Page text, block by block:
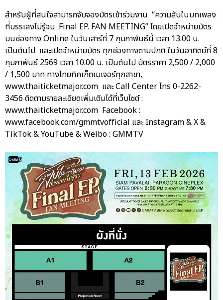
สำหรับผู้ที่สนใจสามารถจับจองบัตรเข้าร่วมงาน “ความลับในบทเพลง
ที่บรรเลงไม่รู้จบ Final EP. FAN MEETING” โดยเปิดจำหน่ายบัตร
บนช่องทาง Online ในวันเสาร์ที่ 7 กุมภาพันธ์นี้ เวลา 13.00 น.
เป็นต้นไป และเปิดจำหน่ายบัตร ทุกช่องทางตามปกติ ในวันอาทิตย์ที่ 8
กุมภาพันธ์ 2569 เวลา 10.00 น. เป็นต้นไป บัตรราคา 2,500 / 2,000
/ 1,500 บาท ทางไทยทิคเก็ตเมเจอร์ทุกสาขา,
www.thaiticketmajor.com และ Call Center โทร 0-2262-
3456 ติดตามรายละเอียดเพิ่มเติมได้ที่เว็บไซต์ :
www.thaiticketmajor.com Facebook :
www.facebook.com/gmmtvofficial และ Instagram & X &
TikTok & YouTube & Weibo : GMMTV